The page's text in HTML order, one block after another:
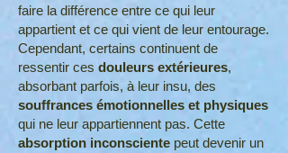
faire la différence entre ce qui leur
appartient et ce qui vient de leur entourage.
Cependant, certains continuent de
ressentir ces douleurs extérieures,
absorbant parfois, à leur insu, des
souffrances émotionnelles et physiques
qui ne leur appartiennent pas. Cette
absorption inconsciente peut devenir un